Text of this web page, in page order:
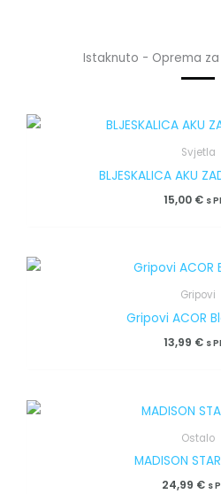
Istaknuto - Oprema
Svjetla
BLJESKALICA AKU
15,00 € s
Gripovi
Gripovi ACOR
13,99 € s
Ostalo
MADISON
24,99 € s